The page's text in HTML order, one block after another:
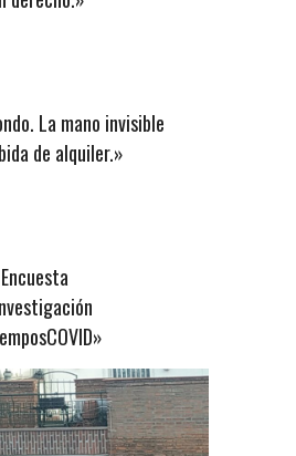
La mano invisible
de alquiler.»